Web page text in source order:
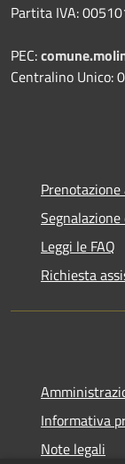
Partita IVA:
PEC:
Centralino Unico:
Leggi le FAQ
Richiesta
Informativa
Note legali